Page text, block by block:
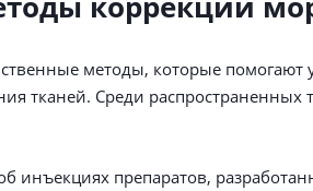
методы, которые
тканей. Среди
препаратов,